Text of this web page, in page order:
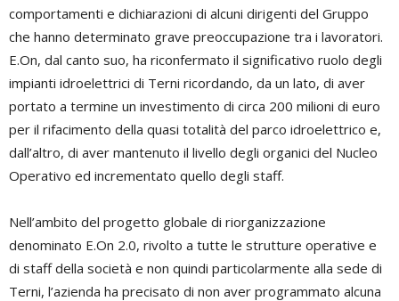
comportamenti e dichiarazioni di alcuni dirigenti del Gruppo
che hanno determinato grave preoccupazione tra i lavoratori.
E.On, dal canto suo, ha riconfermato il significativo ruolo degli
impianti idroelettrici di Terni ricordando, da un lato, di aver
portato a termine un investimento di circa 200 milioni di euro
per il rifacimento della quasi totalità del parco idroelettrico e,
dall’altro, di aver mantenuto il livello degli organici del Nucleo
Operativo ed incrementato quello degli staff.
Nell’ambito del progetto globale di riorganizzazione
denominato E.On 2.0, rivolto a tutte le strutture operative e
di staff della società e non quindi particolarmente alla sede di
Terni, l’azienda ha precisato di non aver programmato alcuna